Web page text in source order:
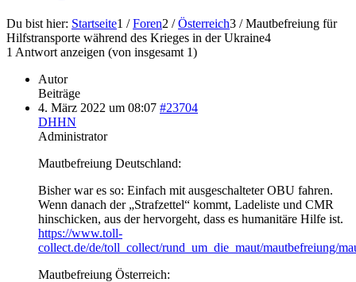
Du bist hier: Startseite1 / Foren2 / Österreich3 / Mautbefreiung für
Hilfstransporte während des Krieges in der Ukraine4
1 Antwort anzeigen (von insgesamt 1)
Autor
Beiträge
4. März 2022 um 08:07 #23704
DHHN
Administrator
Mautbefreiung Deutschland:
Bisher war es so: Einfach mit ausgeschalteter OBU fahren.
Wenn danach der „Strafzettel“ kommt, Ladeliste und CMR
hinschicken, aus der hervorgeht, dass es humanitäre Hilfe ist.
https://www.toll-
collect.de/de/toll_collect/rund_um_die_maut/mautbefreiung/
Mautbefreiung Österreich: